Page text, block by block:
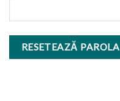
RESETEAZĂ PAROLA